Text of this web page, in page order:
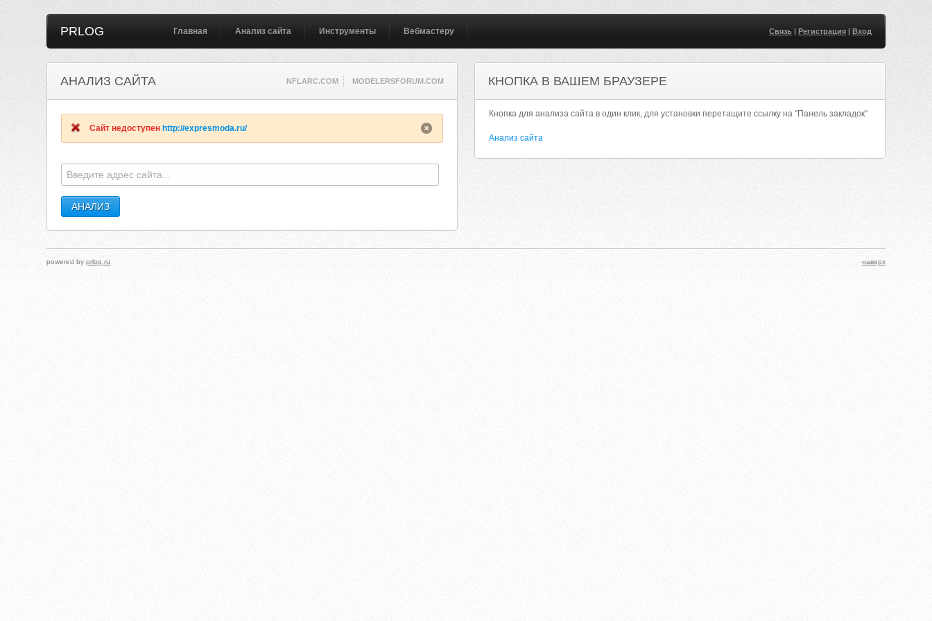
PRLOG Главная Анализ сайта Инструменты Вебмастеру Связь| Регистрация| Вход
АНАЛИЗ САЙТА NFLARC.COM MODELERSFORUM.COM
Сайт недоступен http://expresmoda.ru/
КНОПКА В ВАШЕМ БРАУЗЕРЕ
Кнопка для анализа сайта в один клик, для установки перетащите ссылку на "Панель закладок"
Анализ сайта
powered byprlog.ru наверх